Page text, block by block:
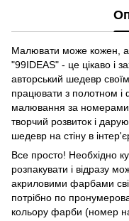
Малювати може кожен,
"99IDEAS" - це цікаво і
авторський шедевр
працювати з полотном
малювання за номерами
творчий розвиток і
шедевр на стіну в
Все просто! Необхідно
розпакувати і відразу
акриловими фарбами
потрібно по
кольору фарби (номер